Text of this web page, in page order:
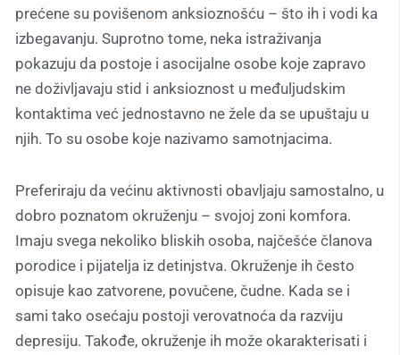
prećene su povišenom anksioznošću – što ih i vodi ka
izbegavanju. Suprotno tome, neka istraživanja
pokazuju da postoje i asocijalne osobe koje zapravo
ne doživljavaju stid i anksioznost u međuljudskim
kontaktima već jednostavno ne žele da se upuštaju u
njih. To su osobe koje nazivamo samotnjacima.
Preferiraju da većinu aktivnosti obavljaju samostalno, u
dobro poznatom okruženju – svojoj zoni komfora.
Imaju svega nekoliko bliskih osoba, najčešće članova
porodice i pijatelja iz detinjstva. Okruženje ih često
opisuje kao zatvorene, povučene, čudne. Kada se i
sami tako osećaju postoji verovatnoća da razviju
depresiju. Takođe, okruženje ih može okarakterisati i